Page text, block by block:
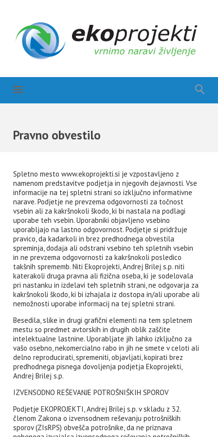
Pravno obvestilo
Spletno mesto www.ekoprojekti.si je vzpostavljeno z
namenom predstavitve podjetja in njegovih dejavnosti. Vse
informacije na tej spletni strani so izključno informativne
narave. Podjetje ne prevzema odgovornosti za točnost
vsebin ali za kakršnokoli škodo, ki bi nastala na podlagi
uporabe teh vsebin. Uporabniki objavljeno vsebino
uporabljajo na lastno odgovornost. Podjetje si pridržuje
pravico, da kadarkoli in brez predhodnega obvestila
spreminja, dodaja ali odstrani vsebino teh spletnih vsebin
in ne prevzema odgovornosti za kakršnokoli posledico
takšnih sprememb. Niti Ekoprojekti, Andrej Brilej s.p. niti
katerakoli druga pravna ali fizična oseba, ki je sodelovala
pri nastanku in izdelavi teh spletnih strani, ne odgovarja za
kakršnokoli škodo, ki bi izhajala iz dostopa in/ali uporabe ali
nemožnosti uporabe informacij na tej spletni strani.
Besedila, slike in drugi grafični elementi na tem spletnem
mestu so predmet avtorskih in drugih oblik zaščite
intelektualne lastnine. Uporabljate jih lahko izključno za
vašo osebno, nekomercialno rabo in jih ne smete v celoti ali
delno reproducirati, spremeniti, objavljati, kopirati brez
predhodnega pisnega dovoljenja podjetja Ekoprojekti,
Andrej Brilej s.p.
IZVENSODNO REŠEVANJE POTROŠNIŠKIH SPOROV
Podjetje EKOPROJEKTI, Andrej Brilej s.p. v skladu z 32.
členom Zakona o izvensodnem reševanju potrošniških
sporov (ZIsRPS) obvešča potrošnike, da ne priznava